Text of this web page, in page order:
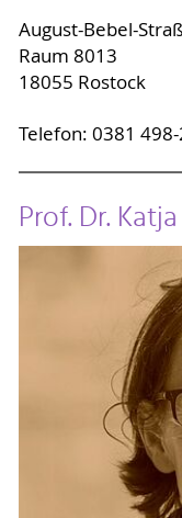
August-Bebel-
Raum 8013
18055 Rostock
Telefon: 0381
Prof. Dr.